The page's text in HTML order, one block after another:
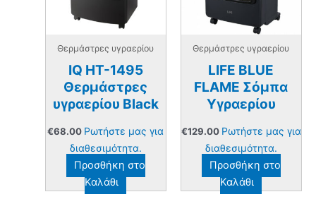
Θερμάστρες υγραερίου
IQ HT-1495
Θερμάστρες
υγραερίου Black
€68.00 Ρωτήστε μας για
διαθεσιμότητα.
Προσθήκη στο
Καλάθι
Θερμάστρες υγραερίου
LIFE BLUE
FLAME Σόμπα
Υγραερίου
€129.00 Ρωτήστε μας για
διαθεσιμότητα.
Προσθήκη στο
Καλάθι